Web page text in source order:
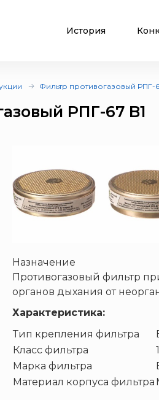
История
Фильтр противогазовый РПГ-
РПГ-67 B1
Назначение
Противогазовый фильтр
органов дыхания от
Характеристика:
Тип крепления фильтра
Класс фильтра
1
Марка фильтра
Материал корпуса фильтра